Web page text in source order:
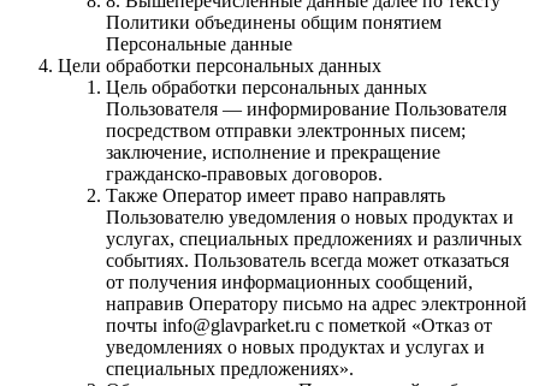
Политики объединены общим понятием
Персональные данные
Цели обработки персональных данных
Цель обработки персональных данных
Пользователя — информирование Пользователя
посредством отправки электронных писем;
заключение, исполнение и прекращение
гражданско-правовых договоров.
Также Оператор имеет право направлять
Пользователю уведомления о новых продуктах и
услугах, специальных предложениях и различных
событиях. Пользователь всегда может отказаться
от получения информационных сообщений,
направив Оператору письмо на адрес электронной
почты info@glavparket.ru с пометкой «Отказ от
уведомлениях о новых продуктах и услугах и
специальных предложениях».